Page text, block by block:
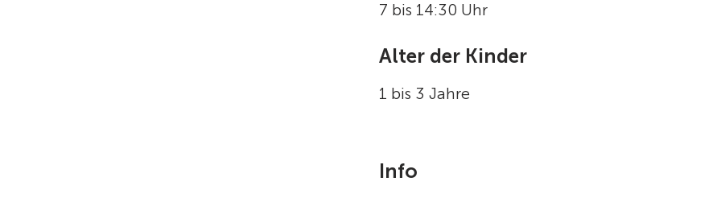
7 bis 14:30 Uhr
Alter der Kinder
1 bis 3 Jahre
Info